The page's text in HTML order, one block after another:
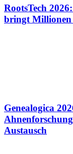
RootsTech
bringt Millionen
Genealogica
Austausch